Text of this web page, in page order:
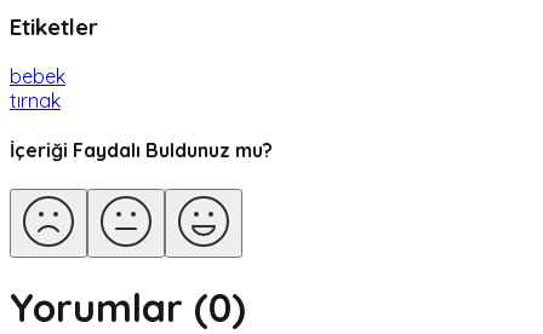
Etiketler
bebek
tırnak
İçeriği Faydalı Buldunuz mu?
Yorumlar (0)